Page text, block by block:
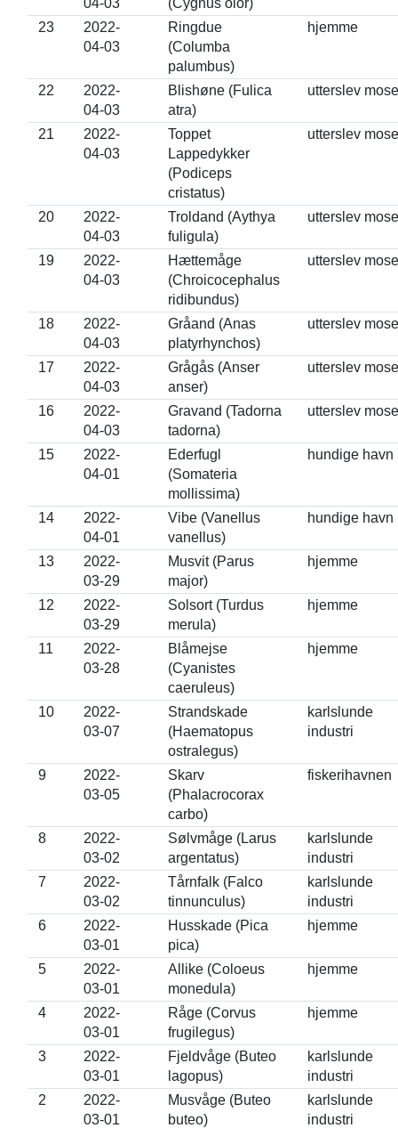
04-03
(Cygnus olor)
23
2022-
04-03
Ringdue
(Columba
palumbus)
hjemme
22
2022-
04-03
Blishøne (Fulica
atra)
utterslev mose
21
2022-
04-03
Toppet
Lappedykker
(Podiceps
cristatus)
utterslev mose
20
2022-
04-03
Troldand (Aythya
fuligula)
utterslev mose
19
2022-
04-03
Hættemåge
(Chroicocephalus
ridibundus)
utterslev mose
18
2022-
04-03
Gråand (Anas
platyrhynchos)
utterslev mose
17
2022-
04-03
Grågås (Anser
anser)
utterslev mose
16
2022-
04-03
Gravand (Tadorna
tadorna)
utterslev mose
15
2022-
04-01
Ederfugl
(Somateria
mollissima)
hundige havn
14
2022-
04-01
Vibe (Vanellus
vanellus)
hundige havn
13
2022-
03-29
Musvit (Parus
major)
hjemme
12
2022-
03-29
Solsort (Turdus
merula)
hjemme
11
2022-
03-28
Blåmejse
(Cyanistes
caeruleus)
hjemme
10
2022-
03-07
Strandskade
(Haematopus
ostralegus)
karlslunde
industri
9
2022-
03-05
Skarv
(Phalacrocorax
carbo)
fiskerihavnen
8
2022-
03-02
Sølvmåge (Larus
argentatus)
karlslunde
industri
7
2022-
03-02
Tårnfalk (Falco
tinnunculus)
karlslunde
industri
6
2022-
03-01
Husskade (Pica
pica)
hjemme
5
2022-
03-01
Allike (Coloeus
monedula)
hjemme
4
2022-
03-01
Råge (Corvus
frugilegus)
hjemme
3
2022-
03-01
Fjeldvåge (Buteo
lagopus)
karlslunde
industri
2
2022-
03-01
Musvåge (Buteo
buteo)
karlslunde
industri